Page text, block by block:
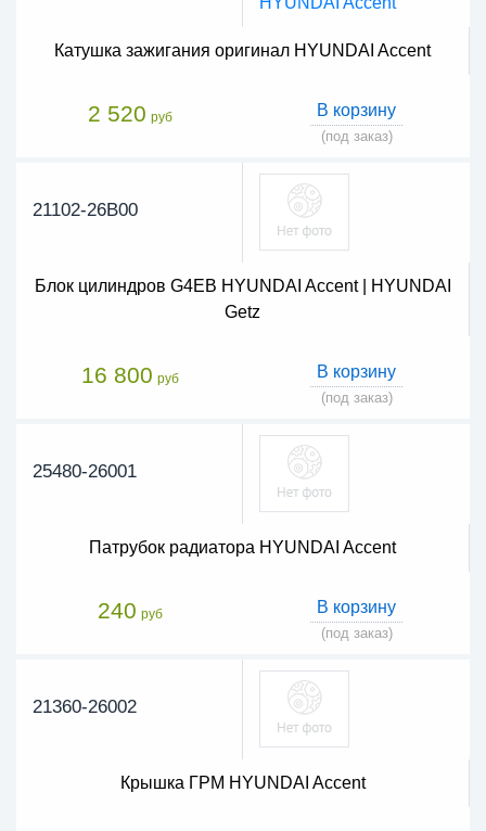
Катушка зажигания оригинал HYUNDAI Accent
2 520 руб В корзину
(под заказ)
21102-26B00
Блок цилиндров G4EB HYUNDAI Accent | HYUNDAI
Getz
16 800 руб В корзину
(под заказ)
25480-26001
Патрубок радиатора HYUNDAI Accent
240 руб В корзину
(под заказ)
21360-26002
Крышка ГРМ HYUNDAI Accent